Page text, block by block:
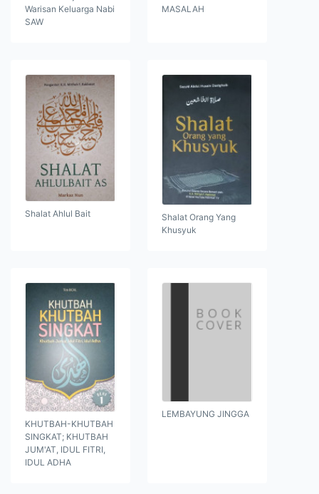
Warisan Keluarga Nabi
SAW
MASALAH
Shalat Ahlul Bait
Shalat Orang Yang
Khusyuk
KHUTBAH-KHUTBAH
SINGKAT; KHUTBAH
JUM'AT, IDUL FITRI,
IDUL ADHA
LEMBAYUNG JINGGA